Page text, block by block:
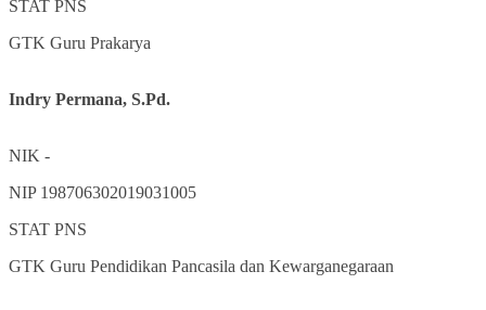
STAT PNS
GTK Guru Prakarya
Indry Permana, S.Pd.
NIK -
NIP 198706302019031005
STAT PNS
GTK Guru Pendidikan Pancasila dan Kewarganegaraan